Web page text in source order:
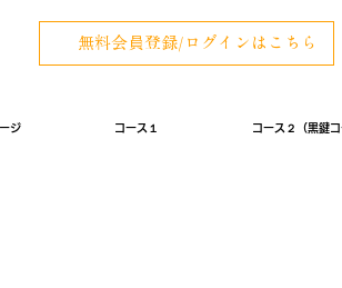
無料会員登録/ログインはこちら
ジ コース１ コース２（黒鍵コ